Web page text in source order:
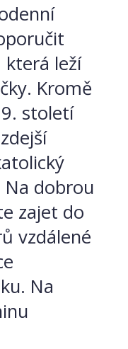
která leží
Kromě
století
dobrou
zajet do
vzdálené
Na